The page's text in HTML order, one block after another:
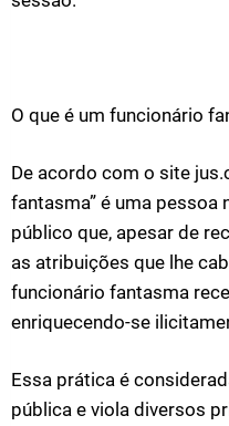
O que é um funcionário
De acordo com o site
fantasma” é uma pessoa
público que, apesar de
as atribuições que lhe
funcionário fantasma
enriquecendo-se
Essa prática é
pública e viola diversos